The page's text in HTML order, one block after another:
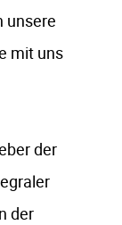
unsere
mit uns
der
der